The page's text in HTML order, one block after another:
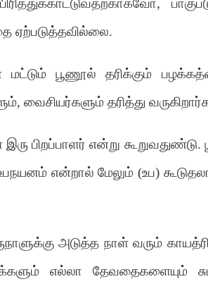
ஏற்படுத்தவில்லை.
மட்டும் பூணூல் தரிக்கும்
வைசியர்களும் தரித்து
பிறப்பாளர் என்று கூறுவதுண்டு.
உபநயனம் என்றால் மேலும் (உப)
அடுத்த நாள் வரும்
எல்லா தேவதைகளையும்